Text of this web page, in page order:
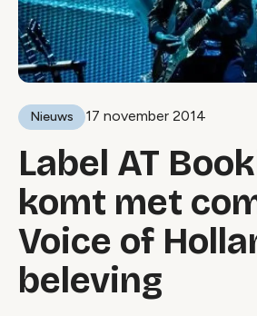
Nieuws 17 november 2014
Label AT
komt met
Voice of
beleving